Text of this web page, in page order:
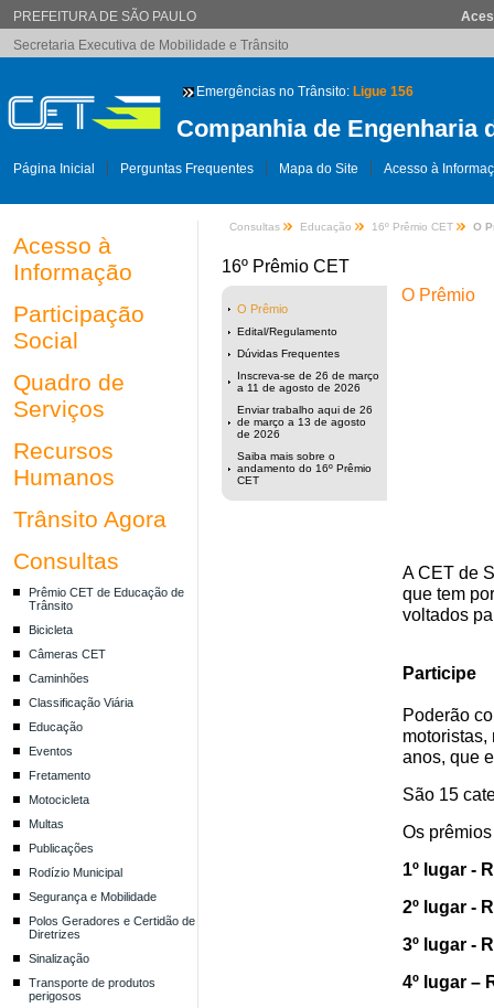
PREFEITURA DE SÃO PAULO
Secretaria Executiva de Mobilidade e Trânsito
Emergências no Trânsito: Ligue 156
Companhia de Engenharia
Página Inicial Perguntas Frequentes Mapa do Site Acesso à
Acesso à
Informação
Participação
Social
Quadro de
Serviços
Recursos
Humanos
Trânsito Agora
Consultas
Prêmio CET de Educação de
Trânsito
Bicicleta
Câmeras CET
Caminhões
Classificação Viária
Educação
Eventos
Fretamento
Motocicleta
Multas
Publicações
Rodízio Municipal
Segurança e Mobilidade
Polos Geradores e Certidão de
Diretrizes
Sinalização
Transporte de produtos
perigosos
Consultas Educação 16º Prêmio CET O
16º Prêmio CET
O Prêmio
Edital/Regulamento
Dúvidas Frequentes
Inscreva-se de 26 de março
a 11 de agosto de 2026
Enviar trabalho aqui de 26
de março a 13 de agosto
de 2026
Saiba mais sobre o
andamento do 16º Prêmio
CET
O Prêmio
A CET de
que tem
voltados
Participe
Poderão
anos, que
São 15
Os
1º lugar -
2º lugar -
3º lugar -
4º lugar –